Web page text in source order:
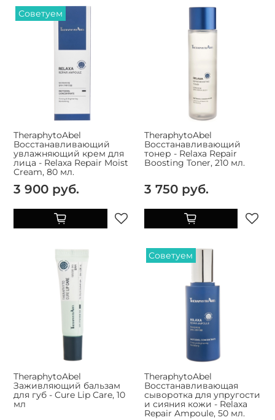
Советуем
TheraphytoAbel
Восстанавливающий
увлажняющий крем для
лица - Relaxa Repair Moist
Cream, 80 мл.
3 900 руб.
TheraphytoAbel
Восстанавливающий
тонер - Relaxa Repair
Boosting Toner, 210 мл.
3 750 руб.
TheraphytoAbel
Заживляющий бальзам
для губ - Cure Lip Care, 10
мл
Советуем
TheraphytoAbel
Восстанавливающая
сыворотка для упругости
и сияния кожи - Relaxa
Repair Ampoule, 50 мл.